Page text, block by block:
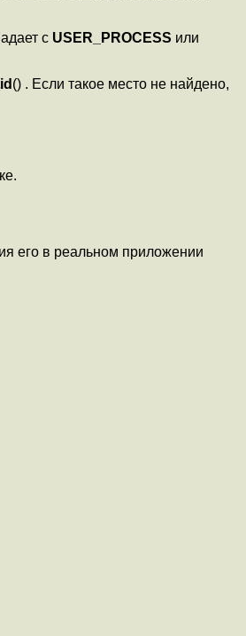
с USER_PROCESS или
() . Если такое место не найдено,
его в реальном приложении